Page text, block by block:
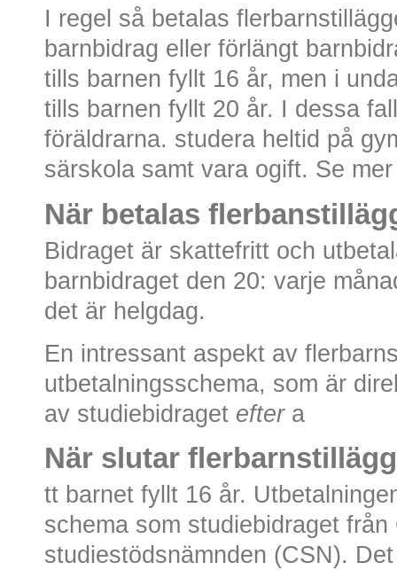
I regel så betalas
barnbidrag eller förlängt
tills barnen fyllt 16 år, men i
tills barnen fyllt 20 år. I dessa
föräldrarna. studera heltid på
särskola samt vara ogift. Se
När betalas
Bidraget är skattefritt och
barnbidraget den 20: varje
det är helgdag.
En intressant aspekt av
utbetalningsschema, som är
av studiebidraget efter a
När slutar
tt barnet fyllt 16 år.
schema som studiebidraget från
studiestödsnämnden (CSN).